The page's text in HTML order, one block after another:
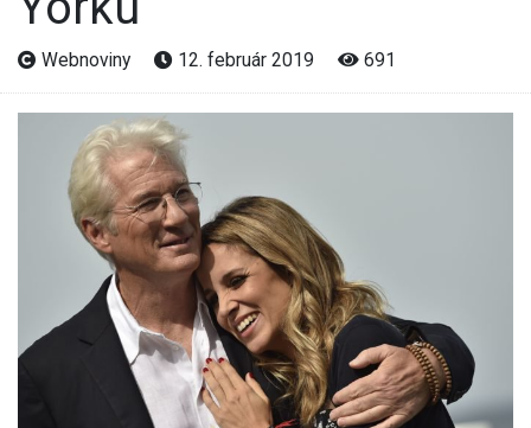
Webnoviny 12. február 2019 691